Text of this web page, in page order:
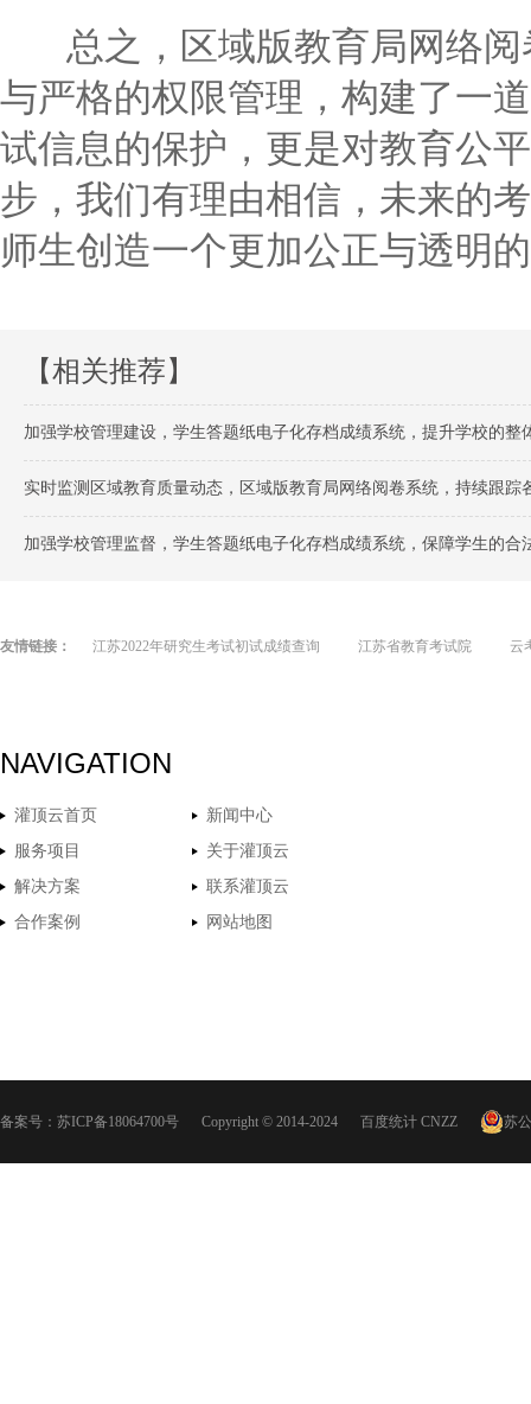
总之，区域版教育局网络阅
与严格的权限管理，构建了一
试信息的保护，更是对教育公
步，我们有理由相信，未来的
师生创造一个更加公正与透明
【相关推荐】
加强学校管理建设，学生答题纸电子化存档成绩系统，提升学校的整
实时监测区域教育质量动态，区域版教育局网络阅卷系统，持续跟踪各学校教
加强学校管理监督，学生答题纸电子化存档成绩系统，保障学生的合
友情链接： 江苏2022年研究生考试初试成绩查询 江苏省教育考试院 云
NAVIGATION
灌顶云首页
新闻中心
服务项目
关于灌顶云
解决方案
联系灌顶云
合作案例
网站地图
备案号： 苏ICP备18064700号 Copyright © 2014-2024 百度统计 CNZZ 苏